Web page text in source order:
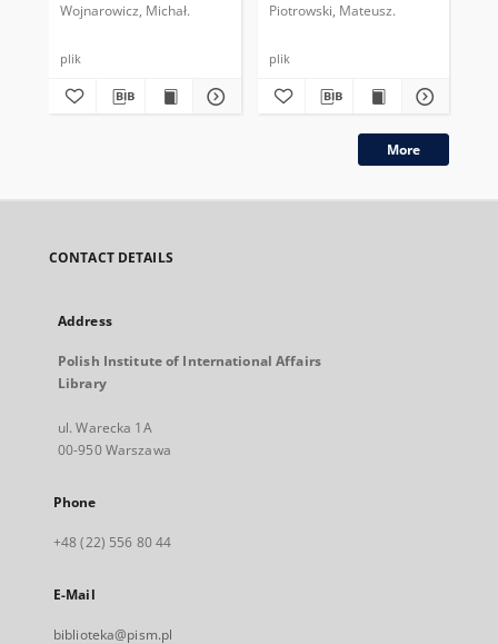
Wojnarowicz, Michał.
plik
Piotrowski, Mateusz.
plik
More
CONTACT DETAILS
Address
Polish Institute of International Affairs
Library
ul. Warecka 1A
00-950 Warszawa
Phone
+48 (22) 556 80 44
E-Mail
biblioteka@pism.pl